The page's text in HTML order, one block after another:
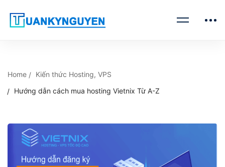
Home
Kiến thức Hosting, VPS
Hướng dẫn cách mua hosting Vietnix Từ A-Z